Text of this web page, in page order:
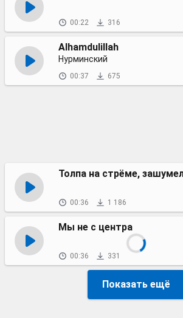
00:22 316
Alhamdulillah
Нурминский
00:37 675
Толпа на стрёме,
00:36 1 186
Мы не с центра
00:36 331
Показать ещё